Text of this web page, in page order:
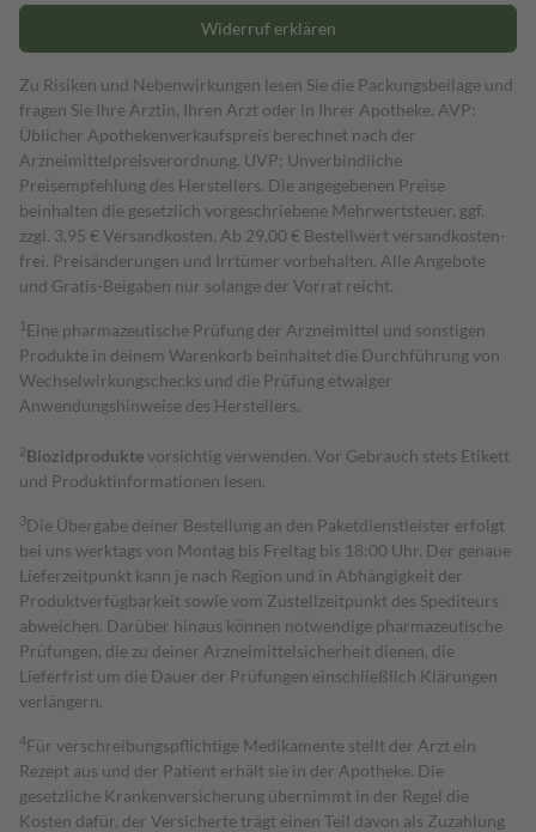
Widerruf erklären
Zu Risiken und Nebenwirkungen lesen Sie die Packungsbeilage und
fragen Sie Ihre Ärztin, Ihren Arzt oder in Ihrer Apotheke. AVP:
Üblicher Apothekenverkaufspreis berechnet nach der
Arzneimittelpreisverordnung. UVP: Unverbindliche
Preisempfehlung des Herstellers. Die angegebenen Preise
beinhalten die gesetzlich vorgeschriebene Mehrwertsteuer, ggf.
zzgl. 3,95 € Versandkosten. Ab 29,00 € Bestell­wert versand­kosten­
frei. Preisänderungen und Irrtümer vorbehalten. Alle Angebote
und Gratis-Beigaben nur solange der Vorrat reicht.
1 Eine pharmazeutische Prüfung der Arzneimittel und sonstigen
Produkte in deinem Warenkorb beinhaltet die Durchführung von
Wechselwirkungschecks und die Prüfung etwaiger
Anwendungshinweise des Herstellers.
2Biozidproduktevorsichtig verwenden. Vor Gebrauch stets Etikett
und Produktinformationen lesen.
3Die Übergabe deiner Bestellung an den Paketdienstleister erfolgt
bei uns werktags von Montag bis Freitag bis 18:00 Uhr. Der genaue
Lieferzeitpunkt kann je nach Region und in Abhängigkeit der
Produktverfügbarkeit sowie vom Zustellzeitpunkt des Spediteurs
abweichen. Darüber hinaus können notwendige pharmazeutische
Prüfungen, die zu deiner Arzneimittelsicherheit dienen, die
Lieferfrist um die Dauer der Prüfungen einschließlich Klärungen
verlängern.
4Für verschreibungspflichtige Medikamente stellt der Arzt ein
Rezept aus und der Patient erhält sie in der Apotheke. Die
gesetzliche Krankenversicherung übernimmt in der Regel die
Kosten dafür, der Versicherte trägt einen Teil davon als Zuzahlung